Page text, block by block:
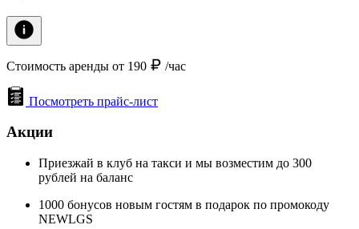
Стоимость аренды от 190 /час
Посмотреть прайс-лист
Акции
Приезжай в клуб на такси и мы возместим до 300
рублей на баланс
1000 бонусов новым гостям в подарок по промокоду
NEWLGS